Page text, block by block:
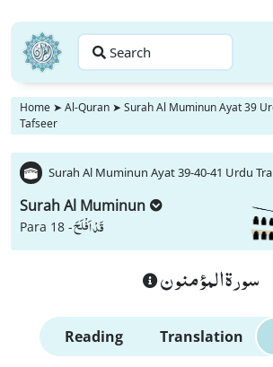
Search
Home ➤ Al-Quran ➤ Surah Al Muminun Ayat 39
Tafseer
Surah Al Muminun Ayat 39-40-41 Urdu
Surah Al Muminun
Para 18 -قَدْ اَفْلَحَ
سورة المؤمنون
Reading Translation